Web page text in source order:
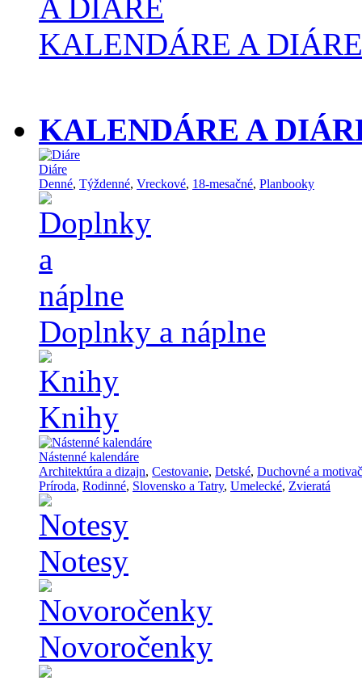
KALENDÁRE A DIÁRE
KALENDÁRE A
Diáre
Denné, Týždenné, Vreckové, 18-mesačné, Planbooky
Doplnky a náplne
Knihy
Nástenné kalendáre
Architektúra a dizajn, Cestovanie, Detské, Duchovné a
Príroda, Rodinné, Slovensko a Tatry, Umelecké, Zvieratá
Notesy
Novoročenky